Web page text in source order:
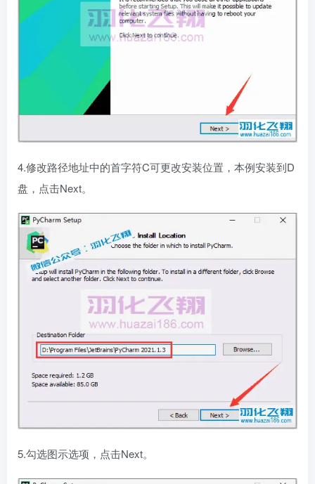
4.修改路径地址中的首字符C可更改安装位置，本例安装到D
盘，点击Next。
5.勾选图示选项，点击Next。